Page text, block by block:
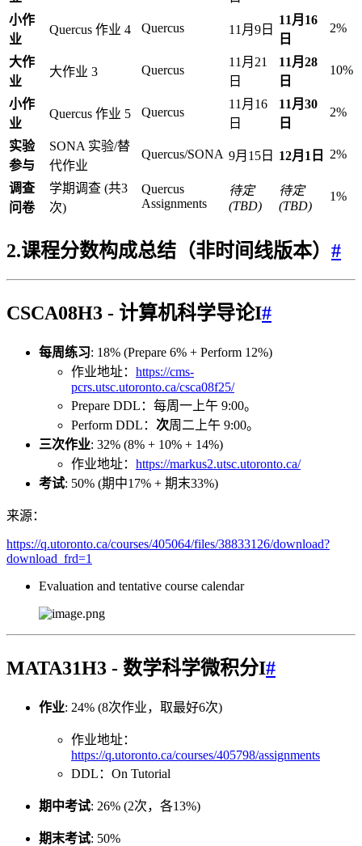
小作
业
Quercus 作业 4 Quercus 11月9日
11月16
日
2%
大作
业
大作业 3 Quercus
11月21
日
11月28
日
10%
小作
业
Quercus 作业 5 Quercus
11月16
日
11月30
日
2%
实验
参与
SONA 实验/替
代作业
Quercus/SONA 9月15日 12月1日 2%
调查
问卷
学期调查 (共3
次)
Quercus
Assignments
待定
(TBD)
待定
(TBD)
1%
2.课程分数构成总结（非时间线版本） #
CSCA08H3 - 计算机科学导论I#
每周练习: 18% (Prepare 6% + Perform 12%)
作业地址： https://cms-
pcrs.utsc.utoronto.ca/csca08f25/
Prepare DDL：每周一上午 9:00。
Perform DDL： 次周二上午 9:00。
三次作业: 32% (8% + 10% + 14%)
作业地址： https://markus2.utsc.utoronto.ca/
考试: 50% (期中17% + 期末33%)
来源：
https://q.utoronto.ca/courses/405064/files/38833126/download?
download_frd=1
Evaluation and tentative course calendar
MATA31H3 - 数学科学微积分I#
作业: 24% (8次作业，取最好6次)
作业地址：
https://q.utoronto.ca/courses/405798/assignments
DDL：On Tutorial
期中考试: 26% (2次，各13%)
期末考试: 50%